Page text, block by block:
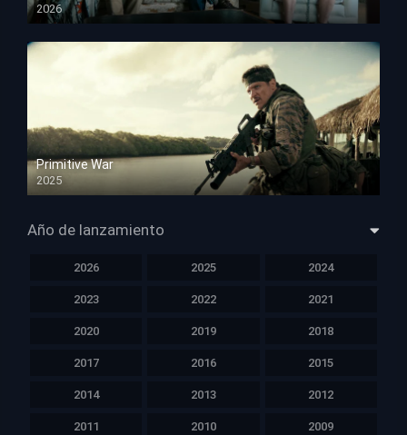
2026
HD 1080p
Primitive War
2025
HD 1080p
Año de lanzamiento
2026 2025 2024
2023 2022 2021
2020 2019 2018
2017 2016 2015
2014 2013 2012
2011 2010 2009